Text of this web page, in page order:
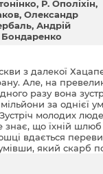
Р. Ополіхін
Олександр
Андрій
Бондаренко
з далекої
Але, на
разу вона
за однієї
молодих
знає, що їхній
вдається
який скарб